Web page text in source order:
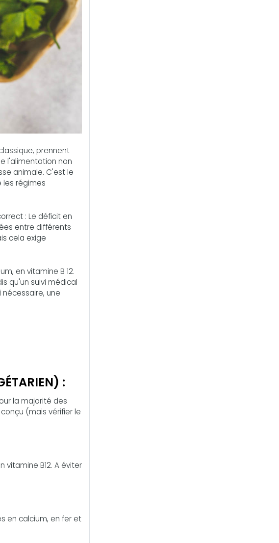
prennent
l'alimentation non
animale. C'est le
les régimes
: Le déficit en
entre différents
cela exige
en vitamine B 12.
qu'un suivi médical
une
:
la majorité des
(mais vérifier le
vitamine B12. A éviter
en calcium, en fer et